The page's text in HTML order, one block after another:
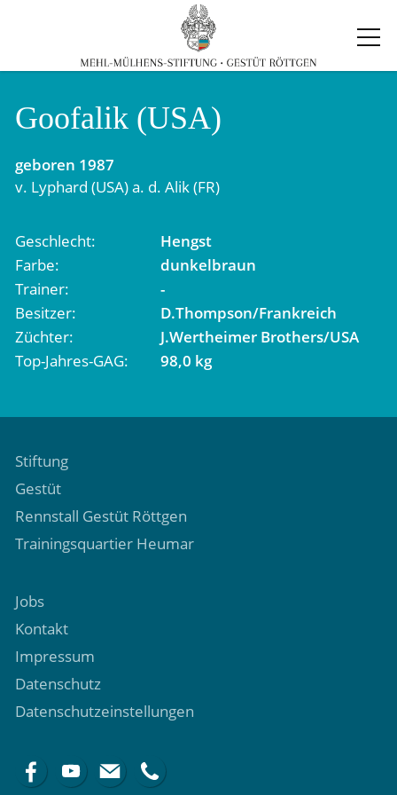
Goofalik (USA)
geboren 1987
v. Lyphard (USA)a. d. Alik (FR)
Geschlecht
Hengst
Farbe
dunkelbraun
Trainer
-
Besitzer
D.Thompson/Frankreich
Züchter
J.Wertheimer Brothers/USA
Top-Jahres-GAG
98,0 kg
Stiftung
Gestüt
Rennstall Gestüt Röttgen
Trainingsquartier Heumar
Jobs
Kontakt
Impressum
Datenschutz
Datenschutzeinstellungen